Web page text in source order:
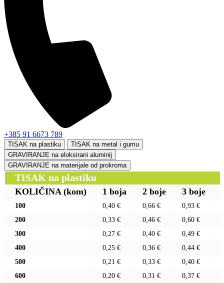
+385 91 6673 789
TISAK na plastiku
TISAK na metal i gumu
GRAVIRANJE na eloksirani aluminij
GRAVIRANJE na materijale od prokroma
TISAK na plastiku
KOLIČINA (kom) 1 boja 2 boje 3 boje
100 0,40 € 0,66 € 0,93 €
200
0,33 € 0,46 € 0,60 €
300
0,27 € 0,40 € 0,49 €
400
0,25 € 0,36 € 0,44 €
500
0,21 € 0,33 € 0,40 €
600
0,20 € 0,31 € 0,37 €